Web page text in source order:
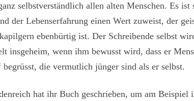
selbstverständlich allen alten Menschen. Es ist
der Lebenserfahrung einen Wert zuweist, der
ebenbürtig ist. Der Schreibende selbst
insgeheim, wenn ihm bewusst wird, dass er
begrüsst, die vermutlich jünger sind als er selbst.
hat ihr Buch geschrieben, um am Beispiel